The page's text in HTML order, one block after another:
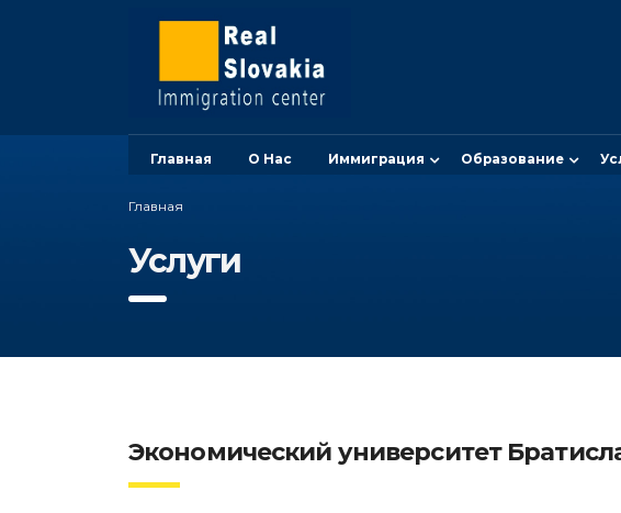
Главная О Нас Иммиграция Образование
Главная
Услуги
Экономический университет